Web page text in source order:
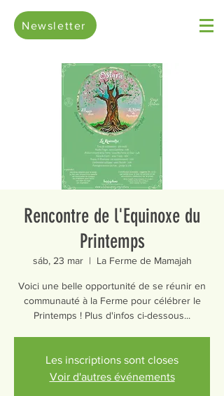
Newsletter
Rencontre de l'Equinoxe du
Printemps
sáb, 23 mar
  |
La Ferme de Mamajah
Voici une belle opportunité de se réunir en
communauté à la Ferme pour célébrer le
Printemps ! Plus d'infos ci-dessous...
Les inscriptions sont closes
Voir d'autres événements